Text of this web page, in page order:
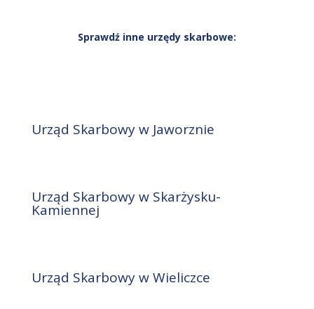
Sprawdź inne urzędy skarbowe:
Urząd Skarbowy w Jaworznie
Urząd Skarbowy w Skarżysku-
Kamiennej
Urząd Skarbowy w Wieliczce